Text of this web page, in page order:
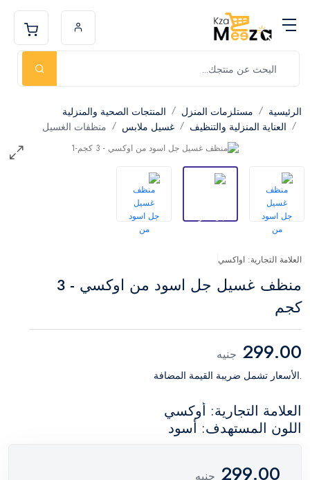
الرئيسية مستلزمات المنزل
المنتجات الصحية والمنزلية
العناية المنزلية والتنظيف
غسيل ملابس منظفات الغسيل
العلامة التجارية: اواكسي
منظف غسيل جل اسود من اوكسي - 3
كجم
299.00 جنيه
.الأسعار تشمل ضريبة القيمة المضافة
العلامة التجارية: أوكسي
اللون المستهدف: أسود
299.00 جنيه